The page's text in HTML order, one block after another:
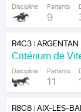
Discipline Partants
9
R4C3|ARGENTAN
Critérium de
Discipline Partants
11
R8C8|AIX-LES-